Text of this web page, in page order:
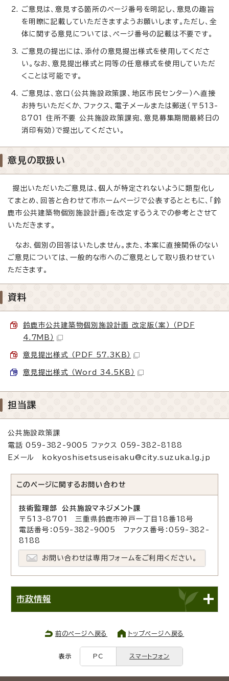
ご意見は、意見する箇所のページ番号を明記し、意見の趣旨
を明瞭に記載していただきますようお願いします。ただし、全
体に関する意見については、ページ番号の記載は不要です。
ご意見の提出には、添付の意見提出様式を使用してくださ
い。なお、意見提出様式と同等の任意様式を使用していただ
くことは可能です。
ご意見は、窓口（公共施設政策課、地区市民センター）へ直接
お持ちいただくか、ファクス、電子メールまたは郵送（〒513-
8701 住所不要 公共施設政策課宛、意見募集期間最終日の
消印有効）で提出してください。
意見の取扱い
提出いただいたご意見は、個人が特定されないように類型化し
てまとめ、回答と合わせて市ホームページで公表するとともに、「鈴
鹿市公共建築物個別施設計画」を改定するうえでの参考とさせて
いただきます。
なお、個別の回答はいたしません。また、本案に直接関係のない
ご意見については、一般的な市へのご意見として取り扱わせてい
ただきます。
資料
鈴鹿市公共建築物個別施設計画 改定版（案） （PDF
4.7MB）
意見提出様式 （PDF 57.3KB）
意見提出様式 （Word 34.5KB）
担当課
公共施設政策課
電話 059-382-9005 ファクス 059-382-8188
Eメール kokyoshisetsuseisaku@city.suzuka.lg.jp
このページに関する お問い合わせ
技術監理部 公共施設マネジメント課
〒513-8701 三重県鈴鹿市神戸一丁目18番18号
電話番号：059-382-9005 ファクス番号：059-382-
8188
お問い合わせは専用フォームをご利用ください。
市政情報
前のページへ戻る トップページへ戻る
表示 PC スマートフォン